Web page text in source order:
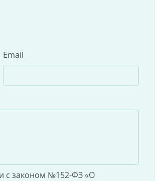
Email
с законом №152-ФЗ «О